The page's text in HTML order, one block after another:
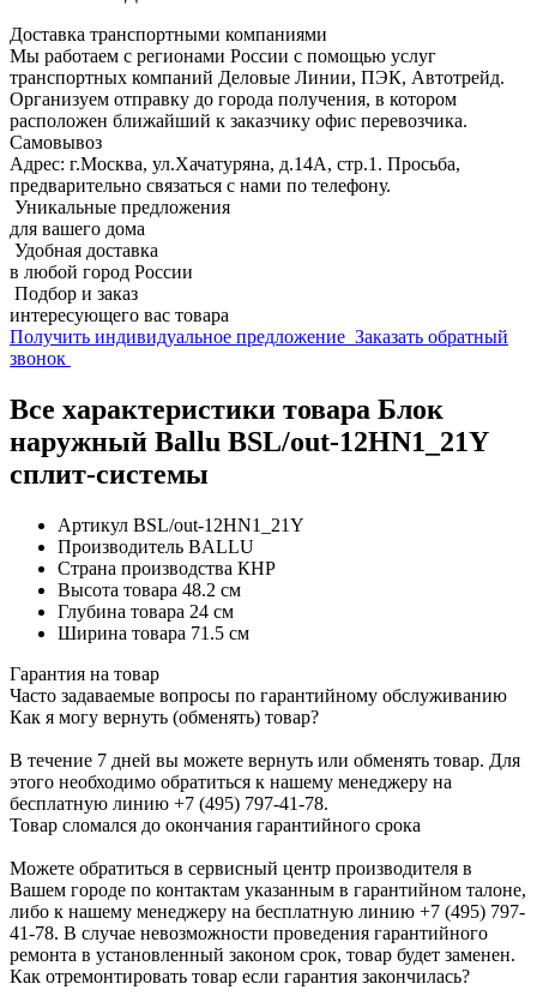
Доставка транспортными компаниями
Мы работаем с регионами России с помощью услуг
транспортных компаний Деловые Линии, ПЭК, Автотрейд.
Организуем отправку до города получения, в котором
расположен ближайший к заказчику офис перевозчика.
Самовывоз
Адрес: г.Москва, ул.Хачатуряна, д.14А, стр.1. Просьба,
предварительно связаться с нами по телефону.
Уникальные предложения
для вашего дома
Удобная доставка
в любой город России
Подбор и заказ
интересующего вас товара
Получить индивидуальное предложение Заказать обратный
звонок
Все характеристики товара Блок
наружный Ballu BSL/out-12HN1_21Y
сплит-системы
Артикул BSL/out-12HN1_21Y
Производитель BALLU
Страна производства КНР
Высота товара 48.2 см
Глубина товара 24 см
Ширина товара 71.5 см
Гарантия на товар
Часто задаваемые вопросы по гарантийному обслуживанию
Как я могу вернуть (обменять) товар?
В течение 7 дней вы можете вернуть или обменять товар. Для
этого необходимо обратиться к нашему менеджеру на
бесплатную линию +7 (495) 797-41-78.
Товар сломался до окончания гарантийного срока
Можете обратиться в сервисный центр производителя в
Вашем городе по контактам указанным в гарантийном талоне,
либо к нашему менеджеру на бесплатную линию +7 (495) 797-
41-78. В случае невозможности проведения гарантийного
ремонта в установленный законом срок, товар будет заменен.
Как отремонтировать товар если гарантия закончилась?